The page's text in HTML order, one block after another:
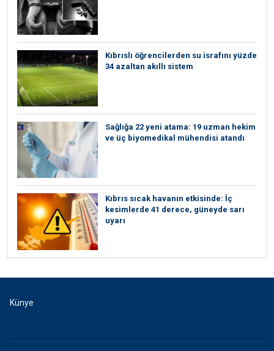
Kıbrıslı öğrencilerden su israfını yüzde
34 azaltan akıllı sistem
Sağlığa 22 yeni atama: 19 uzman hekim
ve üç biyomedikal mühendisi atandı
Kıbrıs sıcak havanın etkisinde: İç
kesimlerde 41 derece, güneyde sarı
uyarı
Künye